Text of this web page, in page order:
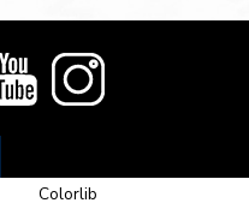
Colorlib